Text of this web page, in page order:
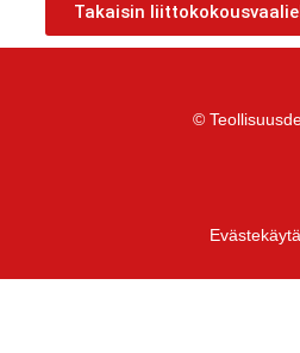
Takaisin
©